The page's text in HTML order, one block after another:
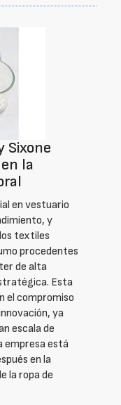
Sixone
la
en vestuario
y
textiles
procedentes
de alta
Esta
el compromiso
ya
escala de
empresa está
en la
la ropa de